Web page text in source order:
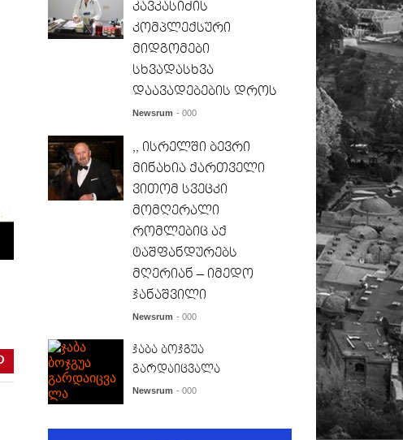
კავკასიძის
კომპლექსური
მიდგომები
სხვადასხვა
დაავადებების დროს
Newsrum - 000
,, ისრელში ბევრი
მინახია ქართველი
ვითომ სვეცკი
მომღერალი
რომლებიც აქ
ტაშფანდურებს
მღერიან – იმედო
ჯანაშვილი
Newsrum - 000
ჯაბა ბოჯგუა
გარდაიცვალა
Newsrum - 000